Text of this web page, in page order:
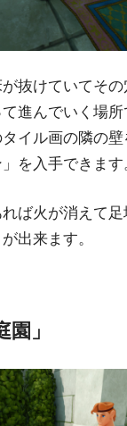
抜けていてその
進んでいく場所
イル画の隣の
を入手できます
ば火が消えて
出来ます。
」